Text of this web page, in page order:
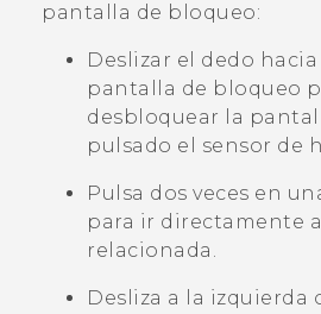
AYUDA
Dispositivos y accesorios HTC
Iniciar sesión
pantalla de bloqueo:
Deslizar el dedo
pantalla de bloqueo
desbloquear la
pulsado el sensor de
Pulsa dos veces en
para ir directamente
relacionada.
Desliza a la izquierda